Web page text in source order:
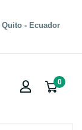
Quito - Ecuador
0